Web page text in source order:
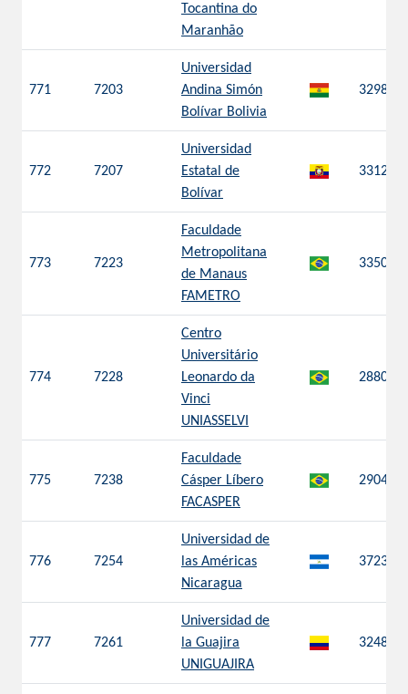
Tocantina do
Maranhão
771 7203
Universidad
Andina Simón
Bolívar Bolivia
3298
772 7207
Universidad
Estatal de
Bolívar
3312
773 7223
Faculdade
Metropolitana
de Manaus
FAMETRO
3350
774 7228
Centro
Universitário
Leonardo da
Vinci
UNIASSELVI
2880
775 7238
Faculdade
Cásper Líbero
FACASPER
2904
776 7254
Universidad de
las Américas
Nicaragua
3723
777 7261
Universidad de
la Guajira
UNIGUAJIRA
3248